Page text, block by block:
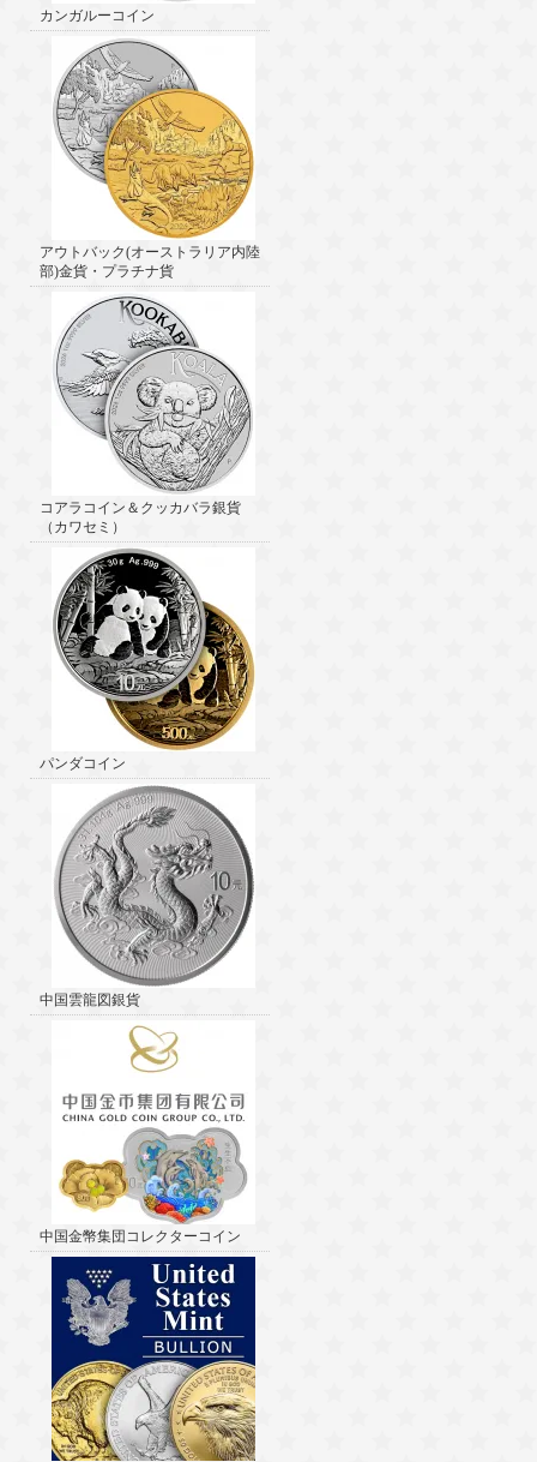
カンガルーコイン
アウトバック(オーストラリア内陸
部)金貨・プラチナ貨
コアラコイン＆クッカバラ銀貨
（カワセミ）
パンダコイン
中国雲龍図銀貨
中国金幣集団コレクターコイン